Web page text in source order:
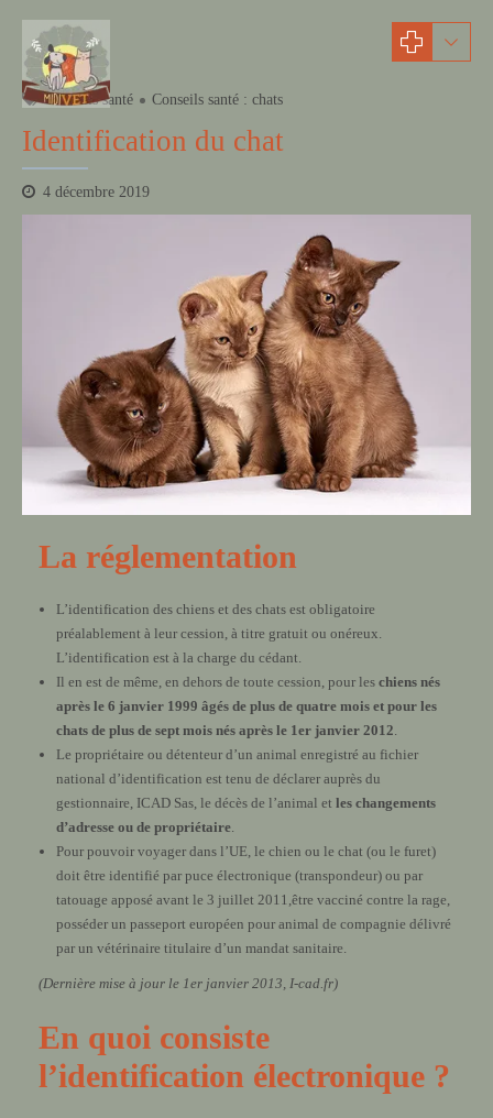
Conseils santé Conseils santé : chats
Identification du chat
4 décembre 2019
La réglementation
L’identification des chiens et des chats est obligatoire
préalablement à leur cession, à titre gratuit ou onéreux.
L’identification est à la charge du cédant.
Il en est de même, en dehors de toute cession, pour les chiens nés
après le 6 janvier 1999 âgés de plus de quatre mois et pour les
chats de plus de sept mois nés après le 1er janvier 2012
Le propriétaire ou détenteur d’un animal enregistré au fichier
national d’identification est tenu de déclarer auprès du
gestionnaire, ICAD Sas, le décès de l’animal et les changements
d’adresse ou de propriétaire.
Pour pouvoir voyager dans l’UE, le chien ou le chat (ou le furet)
doit être identifié par puce électronique (transpondeur) ou par
tatouage apposé avant le 3 juillet 2011,être vacciné contre la rage,
posséder un passeport européen pour animal de compagnie délivré
par un vétérinaire titulaire d’un mandat sanitaire.
(Dernière mise à jour le 1er janvier 2013, I-cad.fr)
En quoi consiste
l’identification électronique ?